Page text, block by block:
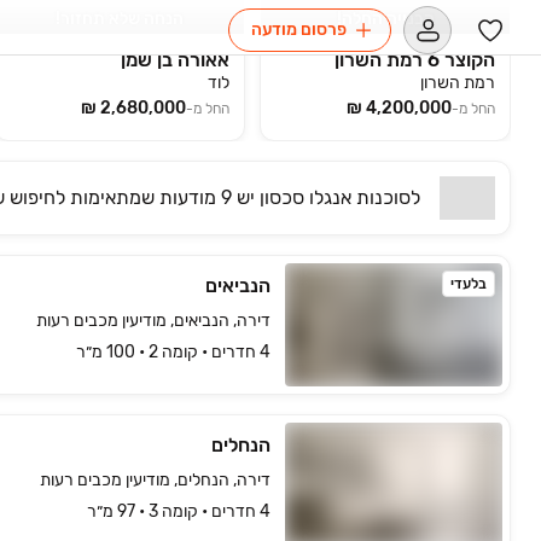
פרסום מודעה
הבנייה החלה!
הקוצר 6 רמת השרון
רמת השרון
החל מ-
אאורה בן שמן
לוד
החל מ-
לסוכנות אנגלו סכסון יש 9 מודעות שמתאימות לחיפוש
בלעדי הנביאים
דירה, הנביאים, מודיעין מכבים רעות
4 חדרים • קומה ‎2‏ • 100 מ״ר
הנחלים
דירה, הנחלים, מודיעין מכבים רעות
4 חדרים • קומה ‎3‏ • 97 מ״ר